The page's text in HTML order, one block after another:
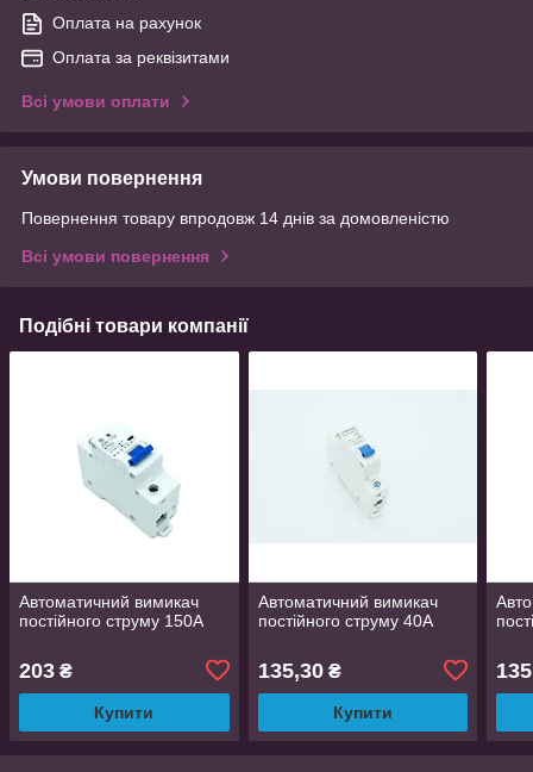
Оплата на рахунок
Оплата за реквізитами
Всі умови оплати
Умови повернення
Повернення товару впродовж 14 днів за домовленістю
Всі умови повернення
Подібні товари компанії
Автоматичний вимикач
постійного струму 150A
203 ₴
Купити
Автоматичний вимикач
постійного струму 40A
135,30₴
Купити